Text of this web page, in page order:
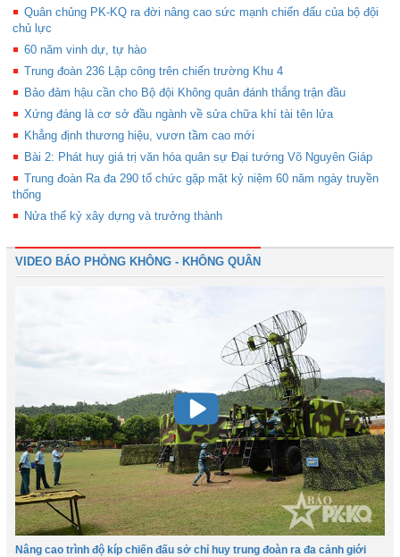
Quân chủng PK-KQ ra đời nâng cao sức mạnh chiến đấu của bộ đội
chủ lực
60 năm vinh dự, tự hào
Trung đoàn 236 Lập công trên chiến trường Khu 4
Bảo đảm hậu cần cho Bộ đội Không quân đánh thắng trận đầu
Xứng đáng là cơ sở đầu ngành về sửa chữa khí tài tên lửa
Khẳng định thương hiệu, vươn tầm cao mới
Bài 2: Phát huy giá trị văn hóa quân sự Đại tướng Võ Nguyên Giáp
Trung đoàn Ra đa 290 tổ chức gặp mặt kỷ niệm 60 năm ngày truyền
thống
Nửa thế kỷ xây dựng và trưởng thành
VIDEO BÁO PHÒNG KHÔNG - KHÔNG QUÂN
Nâng cao trình độ kíp chiến đấu sở chỉ huy trung đoàn ra đa cảnh giới